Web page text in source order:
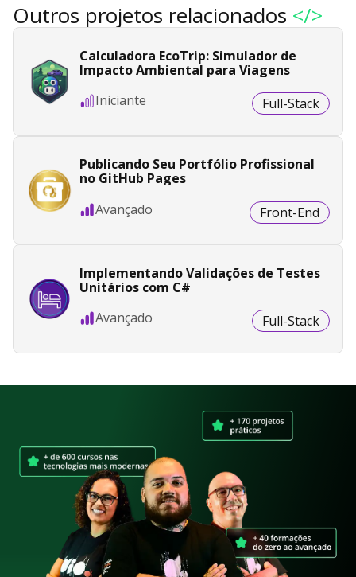
Outros projetos relacionados </>
Calculadora EcoTrip: Simulador de
Impacto Ambiental para Viagens
Iniciante
Full-Stack
Publicando Seu Portfólio Profissional
no GitHub Pages
Avançado
Front-End
Implementando Validações de Testes
Unitários com C#
Avançado
Full-Stack